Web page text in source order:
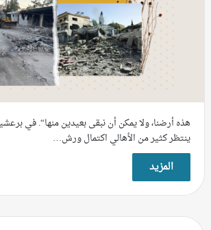
هذه أرضنا، ولا يمكن أن نبقى بعيدين منها“. في
ينتظر كثير من الأهالي اكتمال ورش…
المزيد